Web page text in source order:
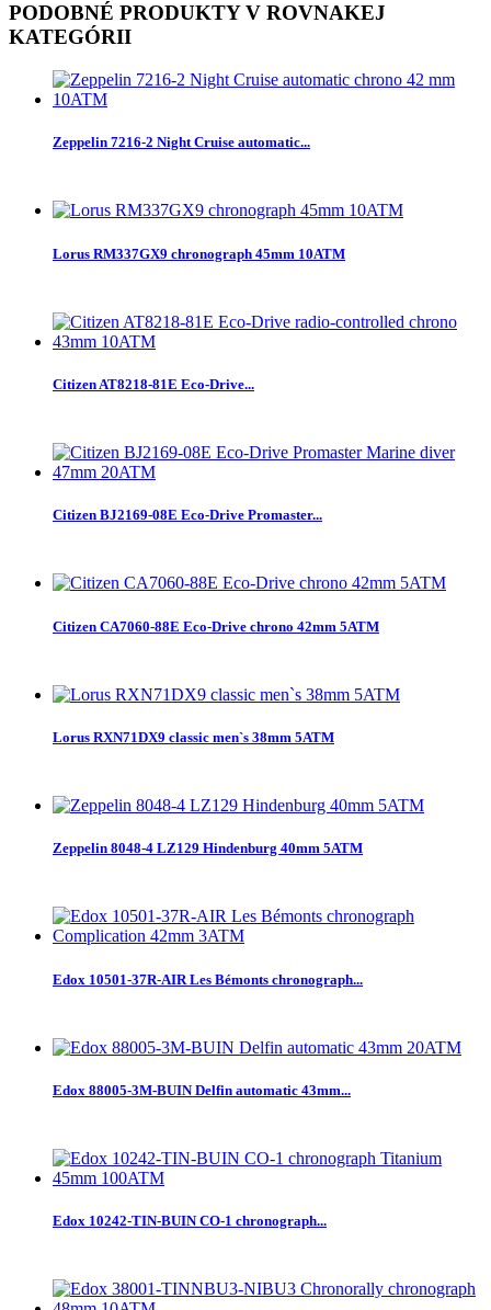
PODOBNÉ PRODUKTY V ROVNAKEJ
KATEGÓRII
Zeppelin 7216-2 Night Cruise automatic...
Lorus RM337GX9 chronograph 45mm 10ATM
Citizen AT8218-81E Eco-Drive...
Citizen BJ2169-08E Eco-Drive Promaster...
Citizen CA7060-88E Eco-Drive chrono 42mm 5ATM
Lorus RXN71DX9 classic men`s 38mm 5ATM
Zeppelin 8048-4 LZ129 Hindenburg 40mm 5ATM
Edox 10501-37R-AIR Les Bémonts chronograph...
Edox 88005-3M-BUIN Delfin automatic 43mm...
Edox 10242-TIN-BUIN CO-1 chronograph...